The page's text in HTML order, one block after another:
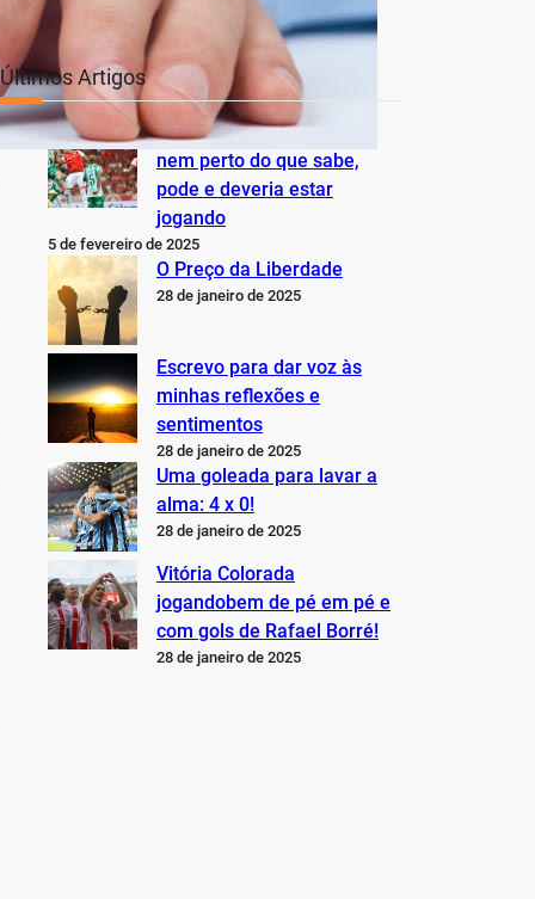
Últimos Artigos
O Inter não está jogando
nem perto do que sabe,
pode e deveria estar
jogando
5 de fevereiro de 2025
O Preço da Liberdade
28 de janeiro de 2025
Escrevo para dar voz às
minhas reflexões e
sentimentos
28 de janeiro de 2025
Uma goleada para lavar a
alma: 4 x 0!
28 de janeiro de 2025
Vitória Colorada
jogandobem de pé em pé e
com gols de Rafael Borré!
28 de janeiro de 2025